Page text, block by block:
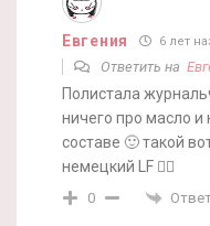
Евгения 6 лет
Ответить на
Полистала
ничего про масло и
составе 🙂 такой
немецкий LF 🤷‍♀️
0